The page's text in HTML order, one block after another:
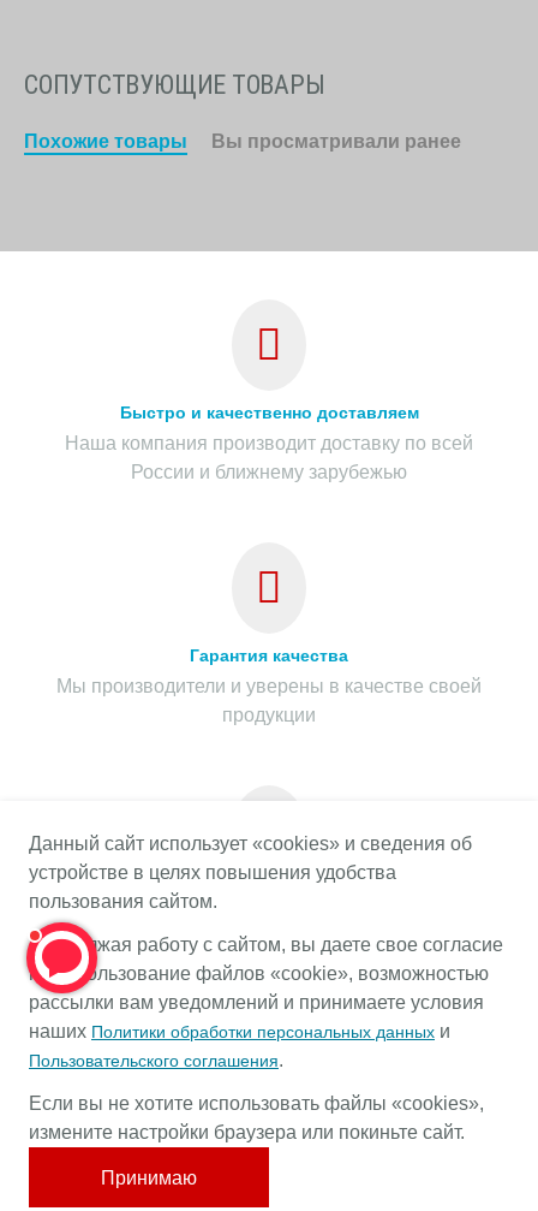
СОПУТСТВУЮЩИЕ ТОВАРЫ
Похожие товары Вы просматривали ранее
Быстро и качественно доставляем
Наша компания производит доставку по всей
России и ближнему зарубежью
Гарантия качества
Мы производители и уверены в качестве своей
продукции
Гарантия на весь срок службы
Предоставляем гарантию на весь срок службы
продукции при соблюдении правил эксплуатации
КАТАЛОГ
ОФОРМЛЕНИЕ ЗАКАЗА
КОНТАКТЫ
© ООО "ЕВРОПОЛИМЕР" 2021
Данный сайт использует «cookies» и сведения об
устройстве в целях повышения удобства
пользования сайтом.
Продолжая работу с сайтом, вы даете свое согласие
на использование файлов «cookie», возможностью
рассылки вам уведомлений и принимаете условия
наших Политики обработки персональных данных и
Пользовательского соглашения.
Если вы не хотите использовать файлы «cookies»,
измените настройки браузера или покиньте сайт.
Принимаю